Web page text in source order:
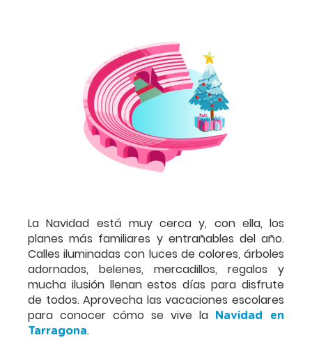
La Navidad está muy cerca y, con ella, los
planes más familiares y entrañables del año.
Calles iluminadas con luces de colores, árboles
adornados, belenes, mercadillos, regalos y
mucha ilusión llenan estos días para disfrute
de todos. Aprovecha las vacaciones escolares
para conocer cómo se vive la
Navidad en
Tarragona.